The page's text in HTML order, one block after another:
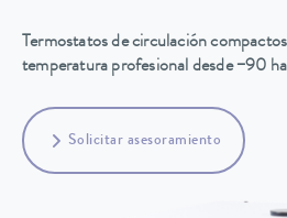
Termostatos de circulación
temperatura profesional desde −90
Solicitar asesoramiento